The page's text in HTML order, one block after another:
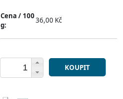
Cena / 100
g:
36,00 Kč
KOUPIT